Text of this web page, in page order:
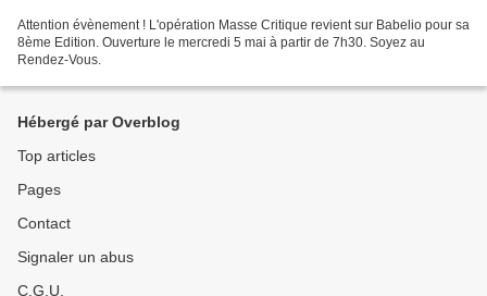
Attention évènement ! L'opération Masse Critique revient sur Babelio pour sa
8ème Edition. Ouverture le mercredi 5 mai à partir de 7h30. Soyez au
Rendez-Vous.
Hébergé par Overblog
Top articles
Pages
Contact
Signaler un abus
C.G.U.